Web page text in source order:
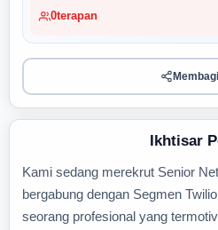
0terapan
Ikhtisar
Kami sedang merekrut Senior
bergabung dengan Segmen
seorang profesional yang